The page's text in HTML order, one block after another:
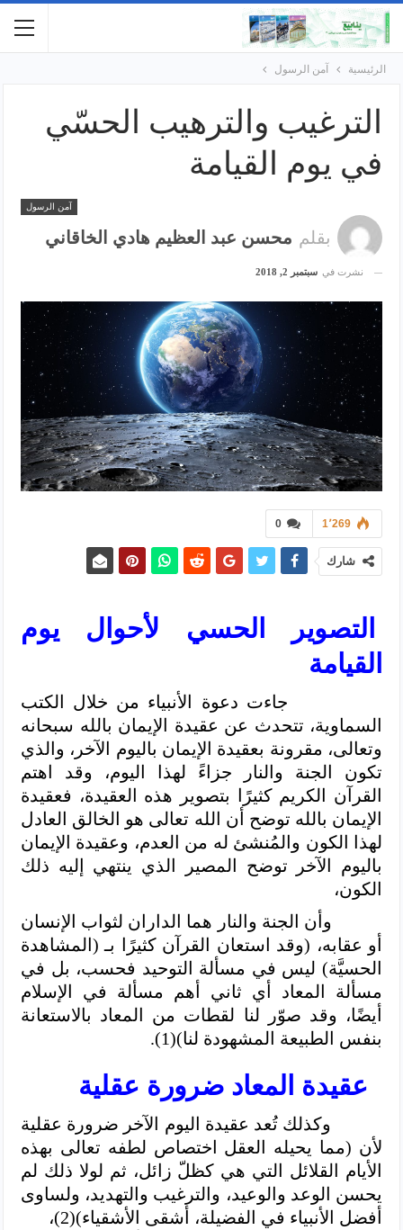
الرئيسية آمن الرسول
الترغيب والترهيب الحسّي
في يوم القيامة
آمن الرسول
بقلم محسن عبد العظيم هادي الخاقاني
نشرت في سبتمبر 2, 2018
0 1٬269
شارك
التصوير الحسي لأحوال يوم
القيامة
جاءت دعوة الأنبياء من خلال الكتب
السماوية، تتحدث عن عقيدة الإيمان بالله سبحانه
وتعالى، مقرونة بعقيدة الإيمان باليوم الآخر، والذي
تكون الجنة والنار جزاءً لهذا اليوم، وقد اهتم
القرآن الكريم كثيرًا بتصوير هذه العقيدة، فعقيدة
الإيمان بالله توضح أن الله تعالى هو الخالق العادل
لهذا الكون والمُنشئ له من العدم، وعقيدة الإيمان
باليوم الآخر توضح المصير الذي ينتهي إليه ذلك
الكون،
وأن الجنة والنار هما الداران لثواب الإنسان
أو عقابه، (وقد استعان القرآن كثيرًا بـ (المشاهدة
الحسيَّة) ليس في مسألة التوحيد فحسب، بل في
مسألة المعاد أي ثاني أهم مسألة في الإسلام
أيضًا، وقد صوّر لنا لقطات من المعاد بالاستعانة
بنفس الطبيعة المشهودة لنا)(1).
عقيدة المعاد ضرورة عقلية
وكذلك تُعد عقيدة اليوم الآخر ضرورة عقلية
لأن (مما يحيله العقل اختصاص لطفه تعالى بهذه
الأيام القلائل التي هي كظلّ زائل، ثم لولا ذلك لم
يحسن الوعد والوعيد، والترغيب والتهديد، ولساوى
أفضل الأنبياء في الفضيلة، أشقى الأشقياء)(2)،